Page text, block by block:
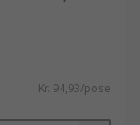
Kr. 94,93/pose